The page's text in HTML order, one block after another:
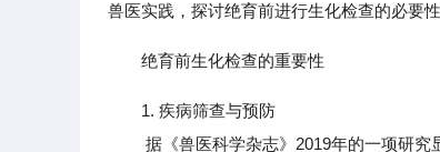
兽医实践，探讨绝育前进行生化检查的必要
绝育前生化检查的重要性
1. 疾病筛查与预防
据《兽医科学杂志》2019年的一项研究显